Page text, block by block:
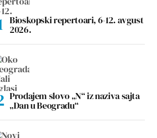
Bioskopski repertoari, 6-12. avgust
2026.
Prodajem slovo „N“ iz naziva sajta
„Dan u Beogradu“